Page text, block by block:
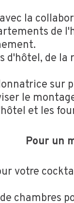
la
de
d'hôtel, de
sur
le
et les
Pour un
votre
chambres